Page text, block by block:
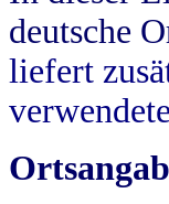
deutsche
liefert